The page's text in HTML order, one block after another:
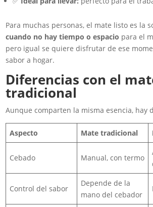
Para muchas personas, el mate listo es la
cuando no hay tiempo o espacio para el
pero igual se quiere disfrutar de ese
sabor a hogar.
Diferencias con el
tradicional
Aunque comparten la misma esencia, hay
Aspecto Mate tradicional
Cebado Manual, con termo
Control del sabor
Depende de la
mano del cebador